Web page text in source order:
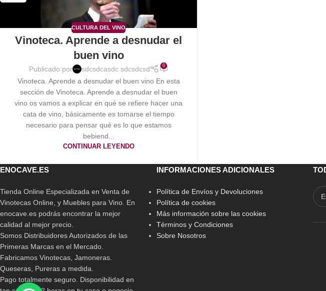
CULTURA DEL VINO
Vinoteca. Aprende a desnudar el
buen vino
Publicado por sdcsdcasdc sdcsdcsd 0
Vinoteca. Aprende a desnudar el buen vino En esta
sección de Vinoteca. Aprende a desnudar el buen
vino os vamos a explicar en qué se refiere hacer una
cata de vino, básicamente es tomarse el tiempo
necesario para pensar qué es lo que estamos
bebiend...
CONTINUAR LEYENDO
ENOCAVE.ES
Tienda Online Especializada en Venta de
Vinotecas Online, y Muebles para Vino. En
enocave.es podrás encontrar la mejor
calidad al mejor precio.
Somos Distribuidores Autorizados de las
Primeras Marcas en el Mercado.
Fabricamos Vinotecas, Jamoneras.
Queseras, Pureras a medida.
Pago totalmente seguro. Disponibilidad en
INFORMACIONES ADICIONALES
Política de Envíos y Devoluciones
Política de cookies
Más información sobre las cookies
Términos y Condiciones
Sobre Nosotros